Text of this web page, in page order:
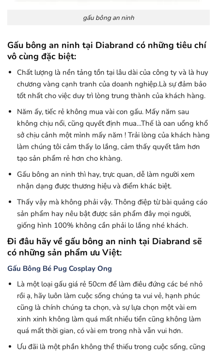
gấu bông an ninh
Gấu bông an ninh tại Diabrand có những tiêu chí
vô cùng đặc biệt:
Chất lượng là nền tảng tồn tại lâu dài của công ty và là huy
chương vàng cạnh tranh của doanh nghiệp.Là sự đảm bảo
tốt nhất cho việc duy trì lòng trung thành của khách hàng.
Năm ấy, tiếc rẻ không mua vài con gấu. Mấy năm sau
không chịu nổi, cũng quyết định mua…Thế là oan uổng khổ
sở chịu cảnh một mình mấy năm ! Trải lòng của khách hàng
làm chúng tôi cảm thấy lo lắng, cảm thấy quyết tâm hơn
tạo sản phẩm rẻ hơn cho khàng.
Gấu bông an ninh thì hay, trực quan, dễ làm người xem
nhận dạng được thương hiệu và điểm khác biệt.
Thấy vậy mà không phải vậy. Thông điệp từ bài quảng cáo
sản phẩm hay nêu bật được sản phẩm đây mọi người,
giống hình 100% không cần phải lo lắng nhé khách.
Đi đâu hãy về gấu bông an ninh tại Diabrand sẽ
có những sản phẩm ưu Việt:
Gấu Bông Bé Pug Cosplay Ong
Là một loại gấu giá rẻ 50cm để làm điêu đứng các bé nhỏ
rồi ạ, hãy luôn làm cuộc sống chúng ta vui vẻ, hạnh phúc
cũng là chính chúng ta chọn, và sự lựa chọn một vài em
xinh xinh không làm quá mất nhiều tiền cũng không làm
quá mất thời gian, có vài em trong nhà vẫn vui hơn.
Ưu đãi là một phần không thể thiếu trong cuộc sống, cũng